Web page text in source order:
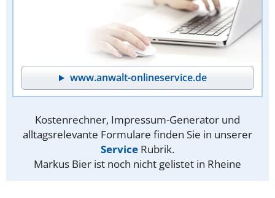
www.anwalt-onlineservice.de
Kostenrechner, Impressum-Generator und
alltagsrelevante Formulare finden Sie in unserer
Service Rubrik.
Markus Bier ist noch nicht gelistet in Rheine